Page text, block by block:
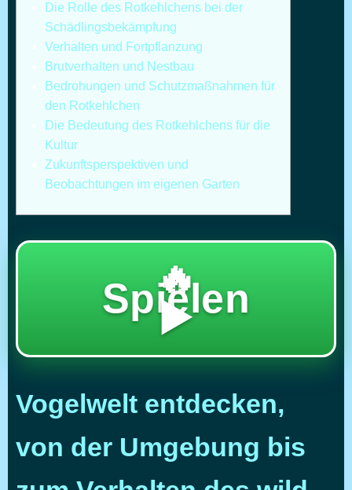
Die Rolle des Rotkehlchens bei der
Schädlingsbekämpfung
Verhalten und Fortpflanzung
Brutverhalten und Nestbau
Bedrohungen und Schutzmaßnahmen für
den Rotkehlchen
Die Bedeutung des Rotkehlchens für die
Kultur
Zukunftsperspektiven und
Beobachtungen im eigenen Garten
🔥
Spielen
▶️
Vogelwelt entdecken,
von der Umgebung bis